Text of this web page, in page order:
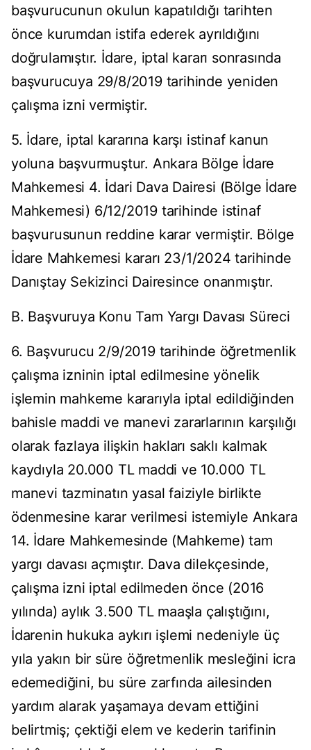
başvurucunun okulun kapatıldığı tarihten
önce kurumdan istifa ederek ayrıldığını
doğrulamıştır. İdare, iptal kararı sonrasında
başvurucuya 29/8/2019 tarihinde yeniden
çalışma izni vermiştir.
5. İdare, iptal kararına karşı istinaf kanun
yoluna başvurmuştur. Ankara Bölge İdare
Mahkemesi 4. İdari Dava Dairesi (Bölge İdare
Mahkemesi) 6/12/2019 tarihinde istinaf
başvurusunun reddine karar vermiştir. Bölge
İdare Mahkemesi kararı 23/1/2024 tarihinde
Danıştay Sekizinci Dairesince onanmıştır.
B. Başvuruya Konu Tam Yargı Davası Süreci
6. Başvurucu 2/9/2019 tarihinde öğretmenlik
çalışma izninin iptal edilmesine yönelik
işlemin mahkeme kararıyla iptal edildiğinden
bahisle maddi ve manevi zararlarının karşılığı
olarak fazlaya ilişkin hakları saklı kalmak
kaydıyla 20.000 TL maddi ve 10.000 TL
manevi tazminatın yasal faiziyle birlikte
ödenmesine karar verilmesi istemiyle Ankara
14. İdare Mahkemesinde (Mahkeme) tam
yargı davası açmıştır. Dava dilekçesinde,
çalışma izni iptal edilmeden önce (2016
yılında) aylık 3.500 TL maaşla çalıştığını,
İdarenin hukuka aykırı işlemi nedeniyle üç
yıla yakın bir süre öğretmenlik mesleğini icra
edemediğini, bu süre zarfında ailesinden
yardım alarak yaşamaya devam ettiğini
belirtmiş; çektiği elem ve kederin tarifinin